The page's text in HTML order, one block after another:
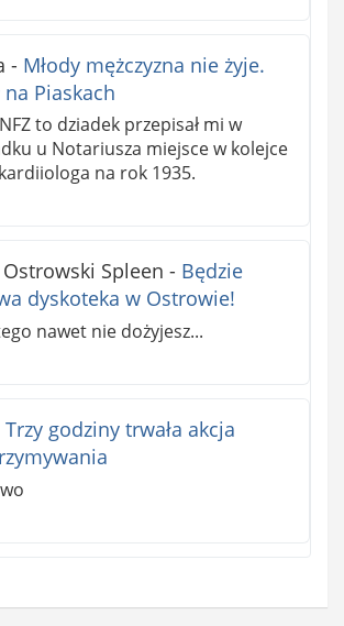
- Młody mężczyzna nie żyje.
na Piaskach
to dziadek przepisał mi w
u Notariusza miejsce w kolejce
na rok 1935.
Spleen - Będzie
dyskoteka w Ostrowie!
nawet nie dożyjesz...
Trzy godziny trwała akcja